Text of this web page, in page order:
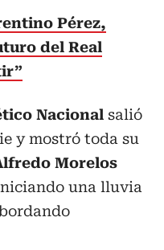
Pérez,
del Real
Nacional salió
y mostró toda su
Morelos
una lluvia